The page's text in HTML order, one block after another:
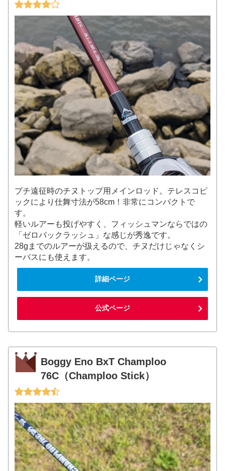
プチ遠征時のチヌトップ用メインロッド。テレスコピ
ックにより仕舞寸法が58cm！非常にコンパクトで
す。
軽いルアーも投げやすく、フィッシュマンならではの
「ゼロバックラッシュ」な感じが秀逸です。
28gまでのルアーが扱えるので、チヌだけじゃなくシ
ーバスにも使えます。
詳細ページ
公式ページ
Boggy Eno BxT Champloo
76C（Champloo Stick）